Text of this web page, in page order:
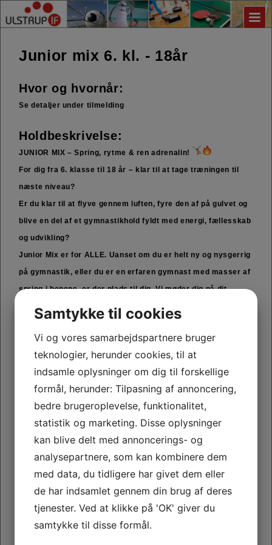
Junior mix 6. kl. - 18år
Hvor og hvornår:
Se detaljer under tilmelding
Holdbeskrivelse:
JUNIOR MIX – Spring, rytme & ren adrenalin!
For dig fra 6. klasse til 18 år – klar til at tage træningen til
næste niveau?
Er du klar til at flyve gennem luften, fyre den af på gulvet og
blive en del af et gymnastikhold fyldt med energi, fællesskab
og udvikling?
Junior Mix er for ALLE. Uanset om du er helt ny og nysgerrig
på gymnastik, eller du er en erfaren gymnast med masser af
spring i benene, er der plads til dig. Vi møder dig på dit
niveau og hjælper dig med at udvikle dig – samtidig med, at
vi har det sjovt sammen. Hos os handler gymnastik om
meget mere end spring og serier. Det handler om fællesskab,
grin, udfordringer og følelsen af at lykkes sammen.
Spring – Bliv luftens konge! Elsker du fart, udfordringer
og følelsen af at flyve? Vi arbejder med alt fra grundteknik til
avancerede spring som flikflak, kraftspring og saltoer.
Træningen foregår på airtrack, fasttrack, stortrampolin og i
springgrav, så du kan udvikle dig sikkert og blive udfordret
på dit eget niveau. Uanset om dit mål er din første vejrmølle
eller din næste dobbeltsalto, hjælper vi dig videre.
Rytme – Udtryk, power og performance! Rytmegymnastik
handler om meget mere end dans. Vi arbejder med
koreografier fyldt med energi, udtryk og styrke inspireret af
Samtykke til cookies
Vi og vores samarbejdspartnere bruger
teknologier, herunder cookies, til at
indsamle oplysninger om dig til forskellige
formål, herunder: Tilpasning af annoncering,
bedre brugeroplevelse, funktionalitet,
statistik og marketing. Disse oplysninger
kan blive delt med annoncerings- og
analysepartnere, som kan kombinere dem
med data, du tidligere har givet dem eller
de har indsamlet gennem din brug af deres
tjenester. Ved at klikke på 'OK' giver du
samtykke til disse formål.